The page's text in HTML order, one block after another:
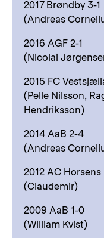
2017 Brøndby 3-1
(Andreas
2016 AGF 2-1
(Nicolai
2015 FC
(Pelle Nilsson,
Hendriksson)
2014 AaB 2-4
(Andreas
2012 AC Horsens
(Claudemir)
2009 AaB 1-0
(William Kvist)